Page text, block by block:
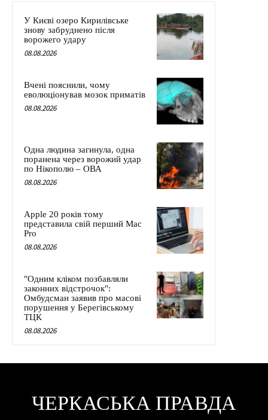
У Києві озеро Кирилівське
знову забруднено після
ворожего удару
08.08.2026
Вчені пояснили, чому
еволюціонував мозок приматів
08.08.2026
Одна людина загинула, одна
поранена через ворожий удар
по Нікополю – ОВА
08.08.2026
Apple 20 років тому
представила свій перший Mac
Pro
08.08.2026
"Одним кліком позбавляли
законних відстрочок":
Омбудсман заявив про масові
порушення у Берегівському
ТЦК
08.08.2026
ЧЕРКАСЬКА ПРАВДА